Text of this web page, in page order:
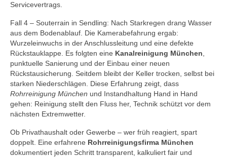
Servicevertrags.
Fall 4 – Souterrain in Sendling: Nach Starkregen drang Wasser
aus dem Bodenablauf. Die Kamerabefahrung ergab:
Wurzeleinwuchs in der Anschlussleitung und eine defekte
Rückstauklappe. Es folgten eine Kanalreinigung München,
punktuelle Sanierung und der Einbau einer neuen
Rückstausicherung. Seitdem bleibt der Keller trocken, selbst bei
starken Niederschlägen. Diese Erfahrung zeigt, dass
Rohrreinigung München und Instandhaltung Hand in Hand
gehen: Reinigung stellt den Fluss her, Technik schützt vor dem
nächsten Extremwetter.
Ob Privathaushalt oder Gewerbe – wer früh reagiert, spart
doppelt. Eine erfahrene Rohrreinigungsfirma München
dokumentiert jeden Schritt transparent, kalkuliert fair und